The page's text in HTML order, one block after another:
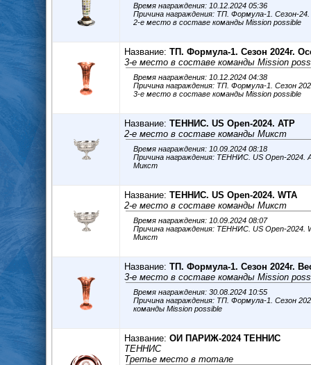
Время награждения: 10.12.2024 05:36
Причина награждения: ТП. Формула-1. Сезон-
2-е место в составе команды Mission possible
Название: ТП. Формула-1. Сезон 2024г.
3-е место в составе команды Mission
Время награждения: 10.12.2024 04:38
Причина награждения: ТП. Формула-1. Сезон
3-е место в составе команды Mission possible
Название: ТЕННИС. US Open-2024. ATP
2-е место в составе команды Микст
Время награждения: 10.09.2024 08:18
Причина награждения: ТЕННИС. US Open-2024. ATP 2-е место в составе
Микст
Название: ТЕННИС. US Open-2024. WTA
2-е место в составе команды Микст
Время награждения: 10.09.2024 08:07
Причина награждения: ТЕННИС. US Open-2024. WTA 2-е место в составе
Микст
Название: ТП. Формула-1. Сезон 2024г.
3-е место в составе команды Mission
Время награждения: 30.08.2024 10:55
Причина награждения: ТП. Формула-1. Сезон 2024г. Весна 3-е
команды Mission possible
Название: ОИ ПАРИЖ-2024 ТЕННИС
ТЕННИС
Третье место в тотале